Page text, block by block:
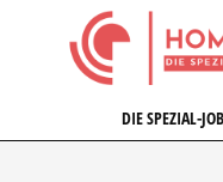
DIE SPEZIAL-